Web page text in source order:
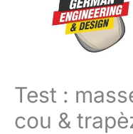
Test :
cou &